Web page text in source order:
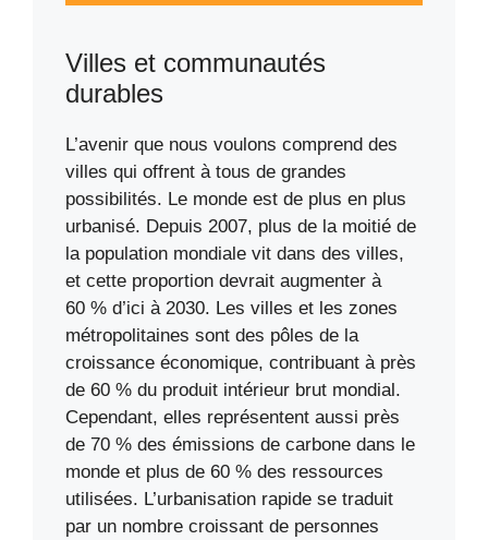
Villes et communautés
durables
L’avenir que nous voulons comprend des
villes qui offrent à tous de grandes
possibilités. Le monde est de plus en plus
urbanisé. Depuis 2007, plus de la moitié de
la population mondiale vit dans des villes,
et cette proportion devrait augmenter à
60 % d’ici à 2030. Les villes et les zones
métropolitaines sont des pôles de la
croissance économique, contribuant à près
de 60 % du produit intérieur brut mondial.
Cependant, elles représentent aussi près
de 70 % des émissions de carbone dans le
monde et plus de 60 % des ressources
utilisées. L’urbanisation rapide se traduit
par un nombre croissant de personnes